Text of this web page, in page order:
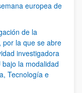
europea de
de la
por la que se abre
investigadora
la modalidad
Tecnología e